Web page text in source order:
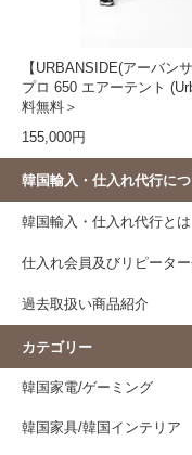
【URBANSIDE(アーバン
プロ 650 エアーテント
料無料＞
155,000円
韓国輸入・仕入れ代行に
韓国輸入・仕入れ代行とは
仕入れ会員及びリピータ
過去取扱い商品紹介
カテゴリー
韓国家電/ゲーミング
韓国家具/韓国インテリア